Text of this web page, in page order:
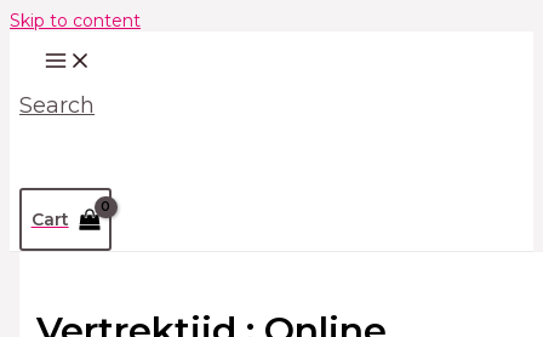
Skip to content
Search
Cart